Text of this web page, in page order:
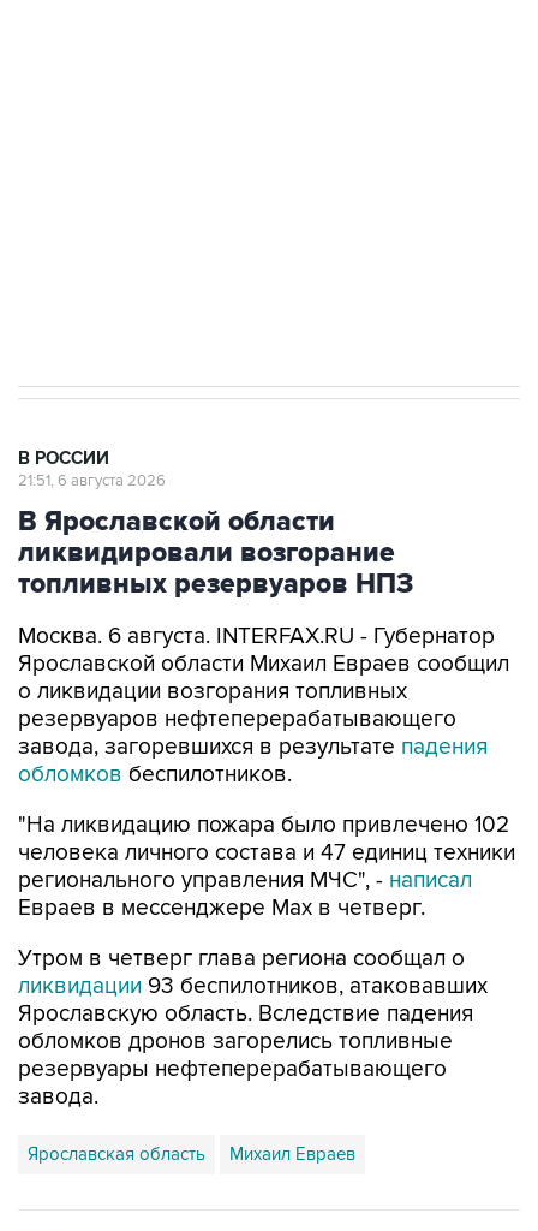
В РОССИИ
21:51, 6 августа 2026
В Ярославской области
ликвидировали возгорание
топливных резервуаров НПЗ
Москва. 6 августа. INTERFAX.RU - Губернатор
Ярославской области Михаил Евраев сообщил
о ликвидации возгорания топливных
резервуаров нефтеперерабатывающего
завода, загоревшихся в результате падения
обломков беспилотников.
"На ликвидацию пожара было привлечено 102
человека личного состава и 47 единиц техники
регионального управления МЧС", - написал
Евраев в мессенджере Мах в четверг.
Утром в четверг глава региона сообщал о
ликвидации 93 беспилотников, атаковавших
Ярославскую область. Вследствие падения
обломков дронов загорелись топливные
резервуары нефтеперерабатывающего
завода.
Ярославская область Михаил Евраев